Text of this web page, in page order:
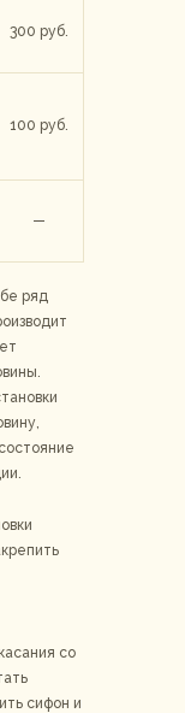
300 руб.
100 руб.
—
ряд
со
сифон и